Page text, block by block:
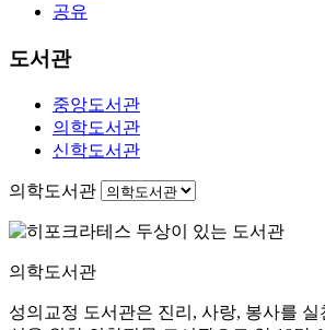
공유
도서관
중앙도서관
의학도서관
신학도서관
의학도서관
의학도서관
성의교정 도서관은 진리, 사랑, 봉사를